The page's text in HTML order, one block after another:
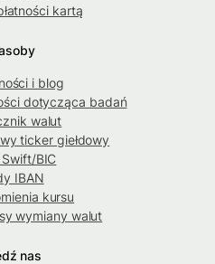
kartą
i blog
dotycząca badań
walut
ticker giełdowy
Swift/BIC
IBAN
kursu
wymiany walut
nas